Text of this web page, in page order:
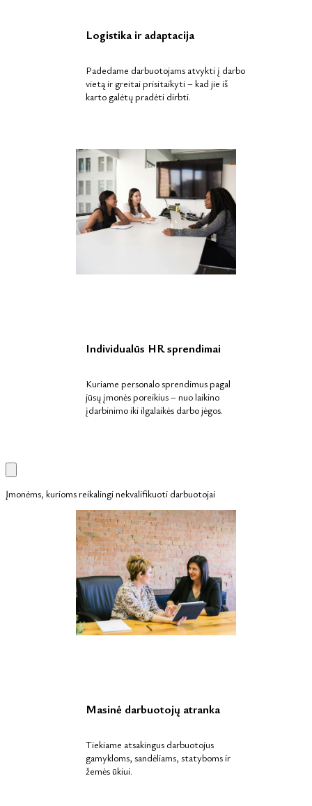
Logistika ir adaptacija
Padedame darbuotojams atvykti į darbo
vietą ir greitai prisitaikyti – kad jie iš
karto galėtų pradėti dirbti.
Individualūs HR sprendimai
Kuriame personalo sprendimus pagal
jūsų įmonės poreikius – nuo laikino
įdarbinimo iki ilgalaikės darbo jėgos.
Įmonėms, kurioms reikalingi nekvalifikuoti darbuotojai
Masinė darbuotojų atranka
Tiekiame atsakingus darbuotojus
gamykloms, sandėliams, statyboms ir
žemės ūkiui.